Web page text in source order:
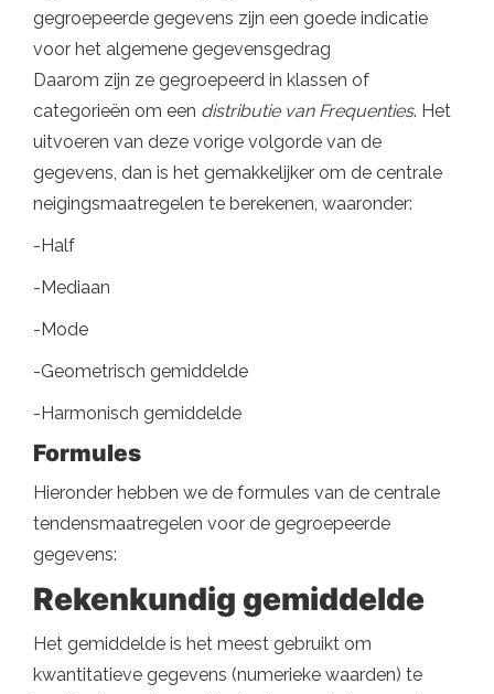
gegroepeerde gegevens zijn een goede indicatie
voor het algemene gegevensgedrag
Daarom zijn ze gegroepeerd in klassen of
categorieën om een distributie van Frequenties. Het
uitvoeren van deze vorige volgorde van de
gegevens, dan is het gemakkelijker om de centrale
neigingsmaatregelen te berekenen, waaronder:
-Half
-Mediaan
-Mode
-Geometrisch gemiddelde
-Harmonisch gemiddelde
Formules
Hieronder hebben we de formules van de centrale
tendensmaatregelen voor de gegroepeerde
gegevens:
Rekenkundig gemiddelde
Het gemiddelde is het meest gebruikt om
kwantitatieve gegevens (numerieke waarden) te